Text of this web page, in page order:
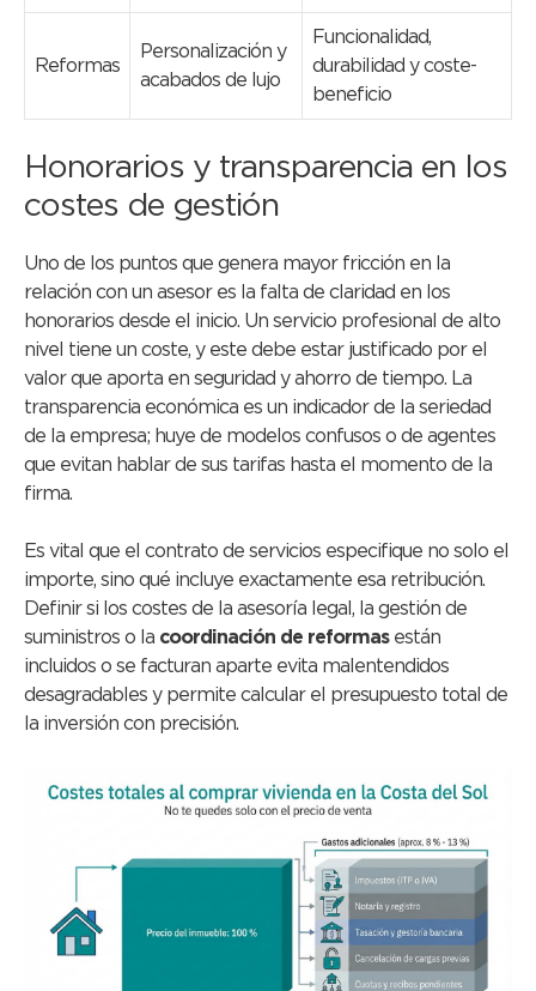
Reformas
Personalización y
acabados de lujo
Funcionalidad,
durabilidad y coste-
beneficio
Honorarios y transparencia en los
costes de gestión
Uno de los puntos que genera mayor fricción en la
relación con un asesor es la falta de claridad en los
honorarios desde el inicio. Un servicio profesional de alto
nivel tiene un coste, y este debe estar justificado por el
valor que aporta en seguridad y ahorro de tiempo. La
transparencia económica es un indicador de la seriedad
de la empresa; huye de modelos confusos o de agentes
que evitan hablar de sus tarifas hasta el momento de la
firma.
Es vital que el contrato de servicios especifique no solo el
importe, sino qué incluye exactamente esa retribución.
Definir si los costes de la asesoría legal, la gestión de
suministros o la coordinación de reformasestán
incluidos o se facturan aparte evita malentendidos
desagradables y permite calcular el presupuesto total de
la inversión con precisión.